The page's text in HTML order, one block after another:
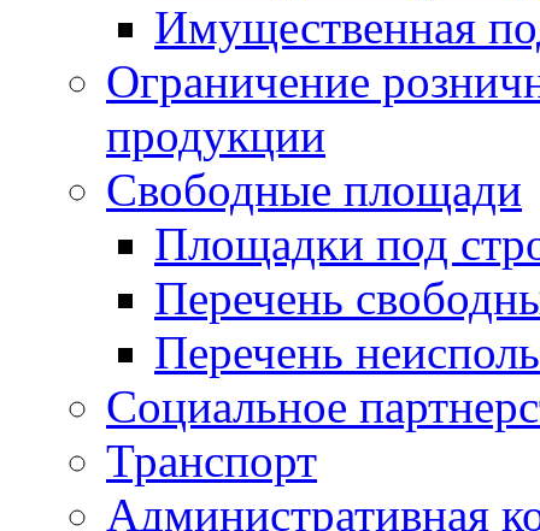
Имущественная
Ограничение
продукции
Свободные площади
Площадки под
Перечень
Перечень
Социальное
Транспорт
Административная